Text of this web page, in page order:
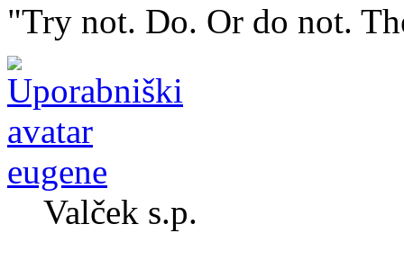
"Try not. Do. Or do not.
eugene
Valček s.p.